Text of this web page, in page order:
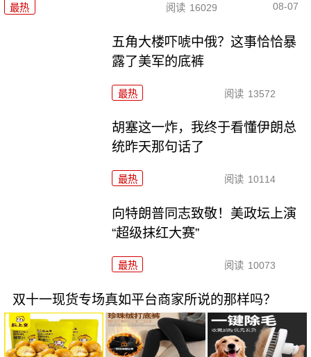
最热 阅读 16029 08-07
五角大楼吓唬中俄？这事恰恰暴
露了美军的底裤
最热 阅读 13572
胡塞这一炸，我终于看懂伊朗总
统昨天那句话了
最热 阅读 10114
向特朗普同志致敬！美政坛上演
“超级抹红大赛”
最热 阅读 10073
双十一现货专场真如平台商家所说的那样吗？